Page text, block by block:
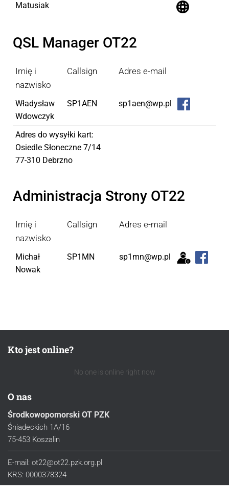
Matusiak
QSL Manager OT22
Imię i
nazwisko
Callsign Adres e-mail
Władysław
Wdowczyk
SP1AEN sp1aen@wp.pl
Adres do wysyłki kart:
Osiedle Słoneczne 7/14
77-310 Debrzno
Administracja Strony OT22
Imię i
nazwisko
Callsign Adres e-mail
Michał
Nowak
SP1MN sp1mn@wp.pl
Kto jest online?
No one is online right now
O nas
Środkowopomorski OT PZK
Śniadeckich 1A/16
75-453 Koszalin
E-mail: ot22@ot22.pzk.org.pl
KRS: 0000378324